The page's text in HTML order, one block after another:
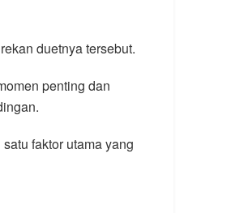
duetnya tersebut.
penting dan
faktor utama yang